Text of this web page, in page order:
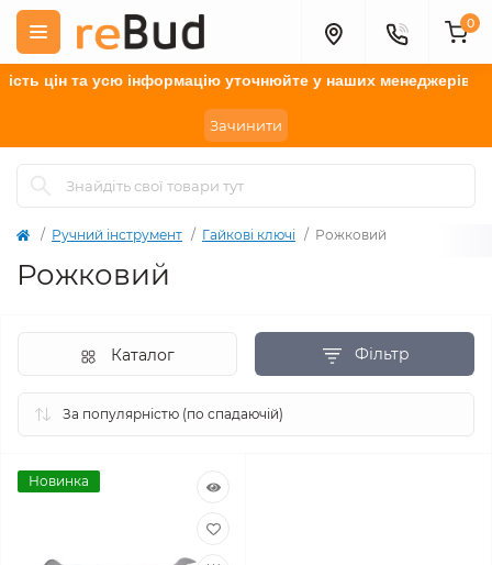
цін та усю інформацію уточнюйтеу наших менеджерів.
Зачинити
0
Ручний інструмент Гайкові ключі Рожковий
Рожковий
Фільтр
Каталог
Новинка